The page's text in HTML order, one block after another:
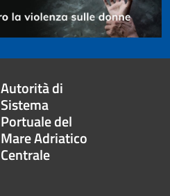
Autorità di
Sistema
Portuale del
Mare Adriatico
Centrale